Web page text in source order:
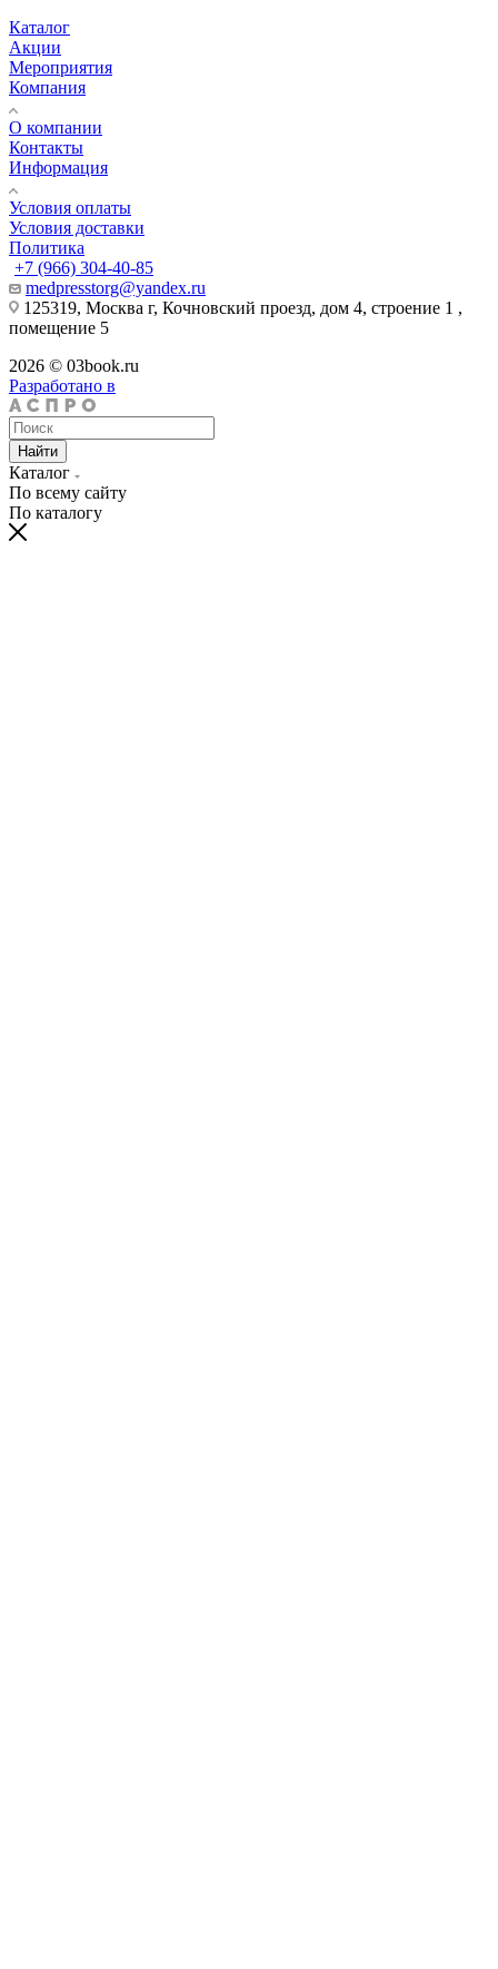
Каталог
Акции
Мероприятия
Компания
О компании
Контакты
Информация
Условия оплаты
Условия доставки
Политика
+7 (966) 304-40-85
medpresstorg@yandex.ru
125319, Москва г, Кочновский проезд, дом 4, строение 1 ,
помещение 5
2026 © 03book.ru
Разработано в
Найти
Каталог
По всему сайту
По каталогу